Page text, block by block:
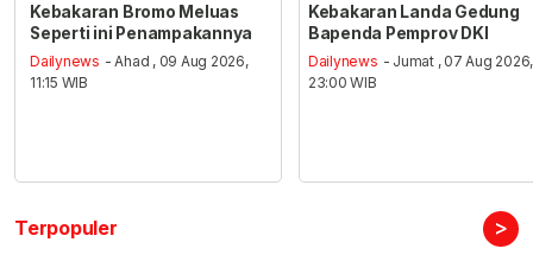
Kebakaran Bromo Meluas
Seperti ini Penampakannya
Dailynews - Ahad , 09 Aug 2026,
11:15 WIB
Kebakaran Landa Gedung
Bapenda Pemprov DKI
Dailynews - Jumat , 07 Aug 2026,
23:00 WIB
Terpopuler >